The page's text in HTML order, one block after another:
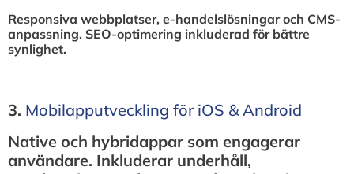
Responsiva webbplatser, e-handelslösningar och CMS-
anpassning. SEO-optimering inkluderad för bättre
synlighet.
3.⁠ ⁠Mobilapputveckling för iOS & Android
Native och hybridappar som engagerar
användare. Inkluderar underhåll,